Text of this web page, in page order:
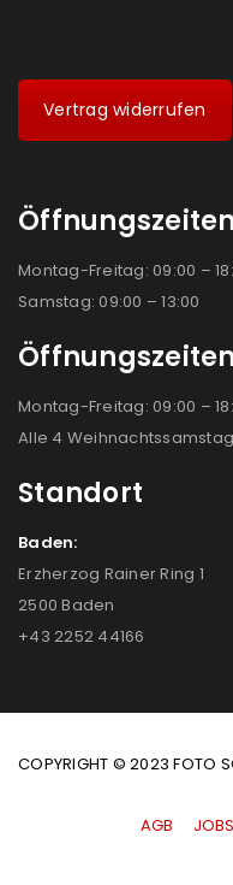
Vertrag widerrufen
Öffnungszeiten
Montag-Freitag: 09:00 –
Samstag: 09:00 – 13:00
Montag-Freitag: 09:00 –
Alle 4
Standort
Baden:
Erzherzog Rainer Ring 1
2500 Baden
+43 2252 44166
COPYRIGHT © 2023 FOTO
AGB JOBS